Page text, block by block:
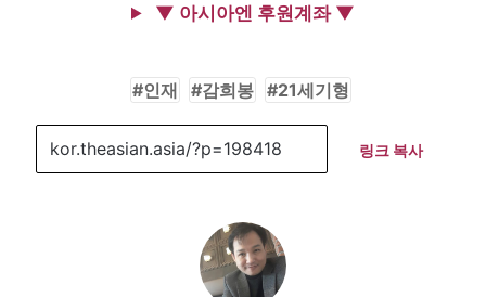
▼ 아시아엔 후원계좌 ▼
인재 감희봉 21세기형
링크 복사